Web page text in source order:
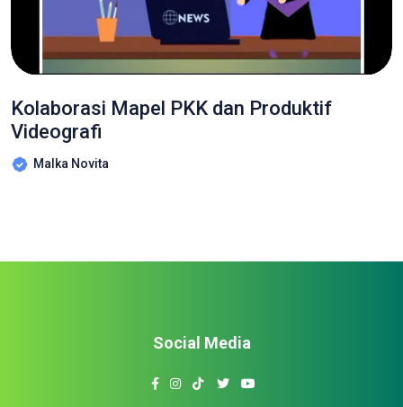
Kolaborasi Mapel PKK dan Produktif
Videografi
Malka Novita
Social Media